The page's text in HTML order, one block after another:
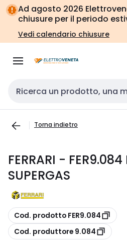
Vai alla
navigazione
Vai
alla
pagina
Ad agosto 2026
chiusure per il periodo
Vedi calendario chiusure
Cerca input
Torna indietro
FERRARI -
SUPERGAS
copia
Cod. prodotto FER9.084
copia
Cod. produttore 9.084